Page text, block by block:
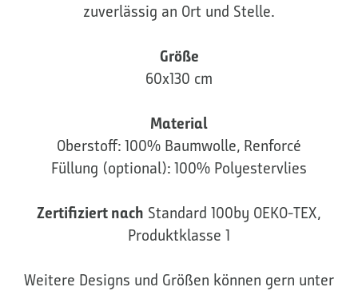
zuverlässig an Ort und Stelle.
Größe
60x130 cm
Material
Oberstoff: 100% Baumwolle, Renforcé
Füllung (optional): 100% Polyestervlies
Zertifiziert nach Standard 100by OEKO-TEX,
Produktklasse 1
Weitere Designs und Größen können gern unter